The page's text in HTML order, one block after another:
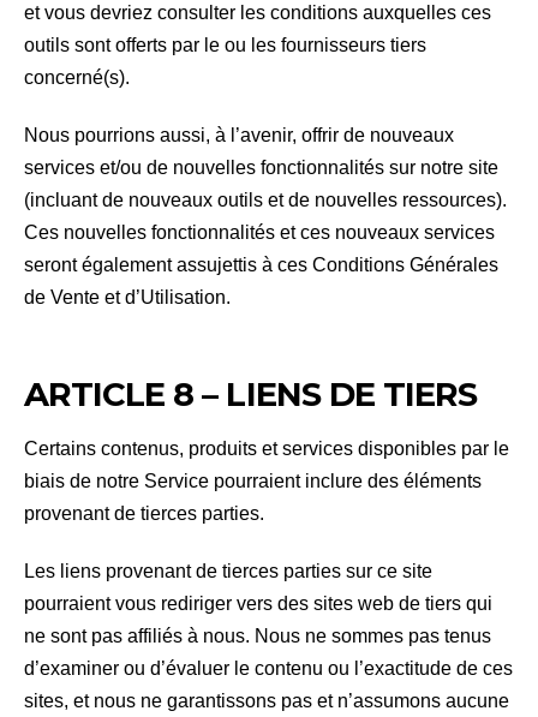
et vous devriez consulter les conditions auxquelles ces
outils sont offerts par le ou les fournisseurs tiers
concerné(s).
Nous pourrions aussi, à l’avenir, offrir de nouveaux
services et/ou de nouvelles fonctionnalités sur notre site
(incluant de nouveaux outils et de nouvelles ressources).
Ces nouvelles fonctionnalités et ces nouveaux services
seront également assujettis à ces Conditions Générales
de Vente et d’Utilisation.
ARTICLE 8 – LIENS DE TIERS
Certains contenus, produits et services disponibles par le
biais de notre Service pourraient inclure des éléments
provenant de tierces parties.
Les liens provenant de tierces parties sur ce site
pourraient vous rediriger vers des sites web de tiers qui
ne sont pas affiliés à nous. Nous ne sommes pas tenus
d’examiner ou d’évaluer le contenu ou l’exactitude de ces
sites, et nous ne garantissons pas et n’assumons aucune